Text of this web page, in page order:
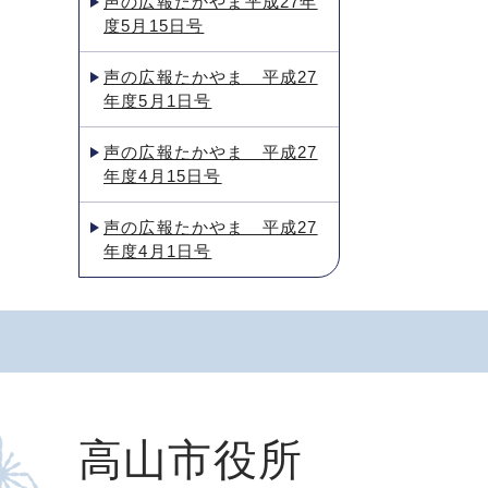
度5月15日号
声の広報たかやま 平成27
年度5月1日号
声の広報たかやま 平成27
年度4月15日号
声の広報たかやま 平成27
年度4月1日号
高山市役所